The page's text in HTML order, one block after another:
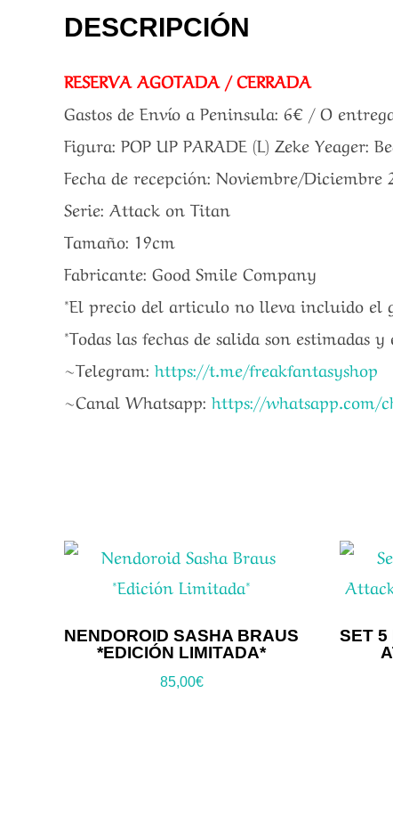
DESCRIPCIÓN
RESERVA AGOTADA / CERRADA
Gastos de Envío a Peninsula: 6€ / O
Figura: POP UP PARADE (L) Zeke Yeager:
Fecha de recepción: Noviembre/Diciembre
Serie: Attack on Titan
Tamaño: 19cm
Fabricante: Good Smile Company
*El precio del articulo no lleva incluido el
*Todas las fechas de salida son
~Telegram: https://t.me/freakfantasyshop
~Canal Whatsapp: https://whatsapp.com/
NENDOROID SASHA BRAUS
*EDICIÓN LIMITADA*
85,00€
SET 5